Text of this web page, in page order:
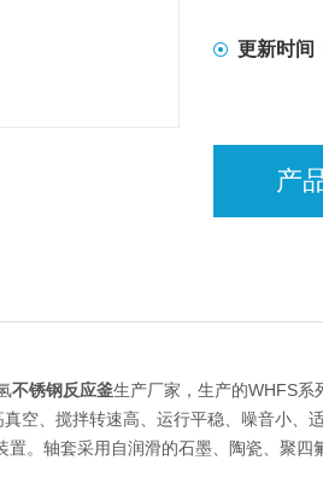
更新时间
产
不锈钢反应釜生产厂家，生产的WHFS系
空、搅拌转速高、运行平稳、噪音小
。轴套采用自润滑的石墨、陶瓷、聚